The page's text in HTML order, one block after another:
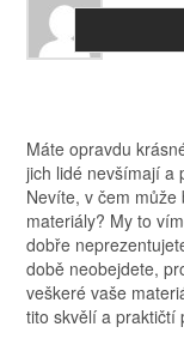
Máte opravdu
jich lidé nevšímají a
Nevíte, v čem
materiály? My to
dobře
době neobejdete,
veškeré vaše
tito skvělí a praktičtí